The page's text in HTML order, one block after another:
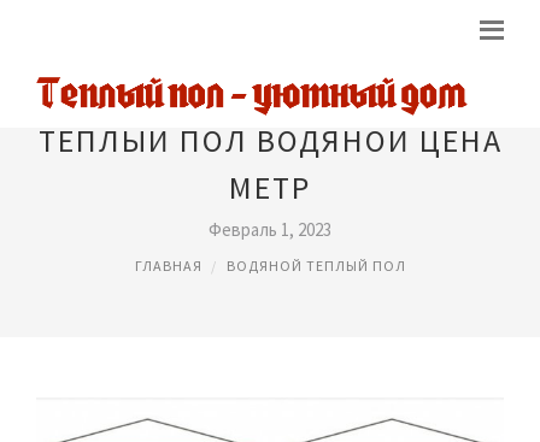
ТЕПЛЫЙ ПОЛ ВОДЯНОЙ ЦЕНА
МЕТР
Февраль 1, 2023
ГЛАВНАЯ ВОДЯНОЙ ТЕПЛЫЙ ПОЛ